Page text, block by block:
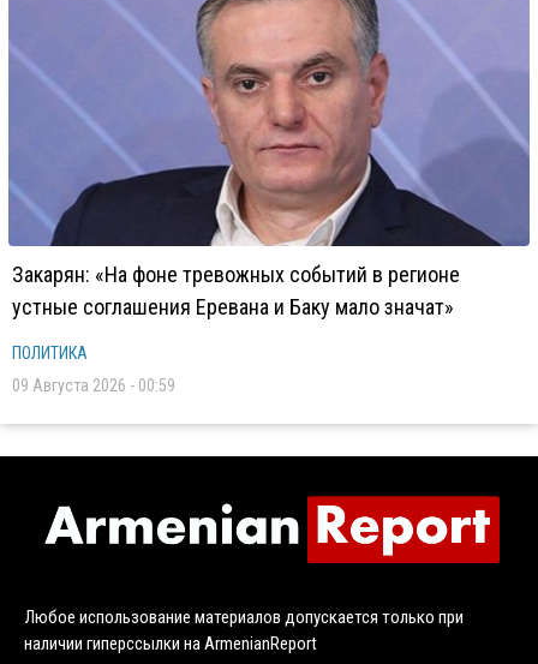
Закарян: «На фоне тревожных событий в регионе
устные соглашения Еревана и Баку мало значат»
ПОЛИТИКА
09 Августа 2026 - 00:59
Любое использование материалов допускается только при
наличии гиперссылки на ArmenianReport